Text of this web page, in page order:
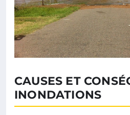
CAUSES ET
INONDATIONS